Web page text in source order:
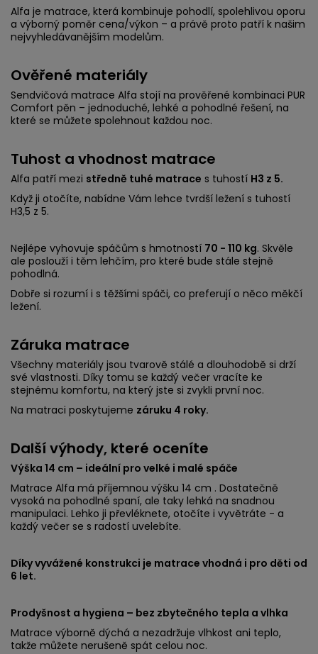
Alfa je matrace, která kombinuje pohodlí, spolehlivou oporu
a výborný poměr cena/výkon – a právě proto patří k našim
nejvyhledávanějším modelům.
Ověřené materiály
Sendvičová matrace Alfa stojí na prověřené kombinaci PUR
Comfort pěn – jednoduché, lehké a pohodlné řešení, na
které se můžete spolehnout každou noc.
Tuhost a vhodnost matrace
Alfa patří mezi středně tuhé matrace s tuhostí H3 z 5.
Když ji otočíte, nabídne Vám lehce tvrdší ležení s tuhostí
H3,5 z 5.
Nejlépe vyhovuje spáčům s hmotností 70 - 110 kg. Skvěle
ale poslouží i těm lehčím, pro které bude stále stejně
pohodlná.
Dobře si rozumí i s těžšími spáči, co preferují o něco měkčí
ležení.
Záruka matrace
Všechny materiály jsou tvarově stálé a dlouhodobě si drží
své vlastnosti. Díky tomu se každý večer vracíte ke
stejnému komfortu, na který jste si zvykli první noc.
Na matraci poskytujeme záruku 4 roky.
Další výhody, které oceníte
Výška 14 cm – ideální pro velké i malé spáče
Matrace Alfa má příjemnou výšku 14 cm . Dostatečně
vysoká na pohodlné spaní, ale taky lehká na snadnou
manipulaci. Lehko ji převléknete, otočíte i vyvětráte - a
každý večer se s radostí uvelebíte.
Díky vyvážené konstrukci je matrace vhodná i pro děti od
6 let.
Prodyšnost a hygiena – bez zbytečného tepla a vlhka
Matrace výborně dýchá a nezadržuje vlhkost ani teplo,
takže můžete nerušeně spát celou noc.